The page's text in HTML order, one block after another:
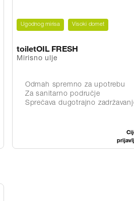
Ugodnog mirisa Visoki domet
toiletOIL FRESH
Mirisno ulje
Odmah spremno za upotrebu
Za sanitarno područje
Sprečava dugotrajno zadržavanje